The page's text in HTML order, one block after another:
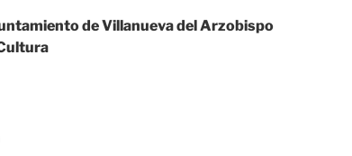
de Villanueva del Arzobispo